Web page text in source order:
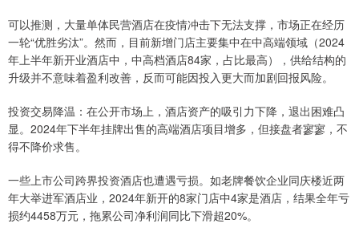
可以推测，大量单体民营酒店在疫情冲击下无法支撑，市场正在经历
一轮“优胜劣汰”。然而，目前新增门店主要集中在中高端领域（2024
年上半年新开业酒店中，中高档酒店84家，占比最高），供给结构的
升级并不意味着盈利改善，反而可能因投入更大而加剧回报风险。
投资交易降温：在公开市场上，酒店资产的吸引力下降，退出困难凸
显。2024年下半年挂牌出售的高端酒店项目增多，但接盘者寥寥，不
得不降价求售。
一些上市公司跨界投资酒店也遭遇亏损。如老牌餐饮企业同庆楼近两
年大举进军酒店业，2024年新开的8家门店中4家是酒店，结果全年亏
损约4458万元，拖累公司净利润同比下滑超20%。